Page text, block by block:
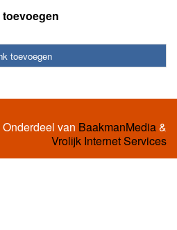
toevoegen
van BaakmanMedia&
Vrolijk Internet Services